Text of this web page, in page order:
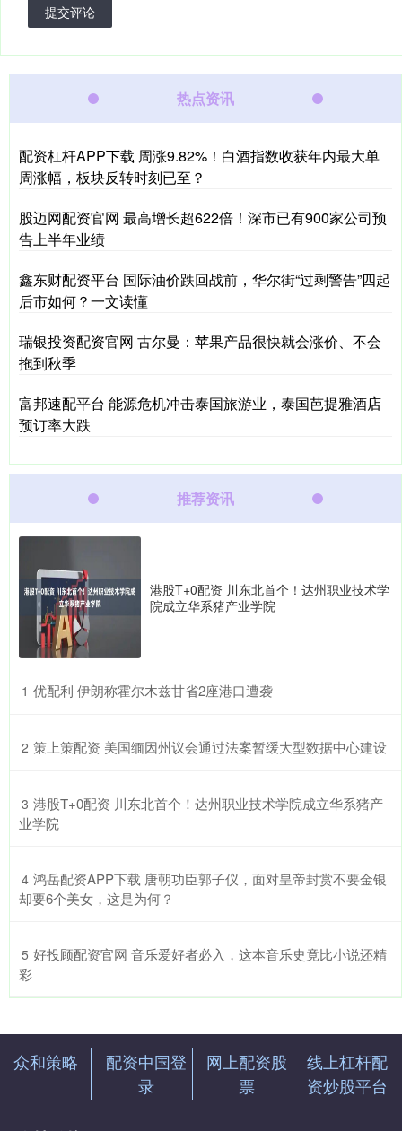
提交评论
热点资讯
配资杠杆APP下载 周涨9.82%！白酒指数收获年内最大单
周涨幅，板块反转时刻已至？
股迈网配资官网 最高增长超622倍！深市已有900家公司预
告上半年业绩
鑫东财配资平台 国际油价跌回战前，华尔街“过剩警告”四起
后市如何？一文读懂
瑞银投资配资官网 古尔曼：苹果产品很快就会涨价、不会
拖到秋季
富邦速配平台 能源危机冲击泰国旅游业，泰国芭提雅酒店
预订率大跌
推荐资讯
港股T+0配资 川东北首个！达州职业技术学
院成立华系猪产业学院
1 ​优配利 伊朗称霍尔木兹甘省2座港口遭袭
2 ​策上策配资 美国缅因州议会通过法案暂缓大型数据中心建设
3 ​港股T+0配资 川东北首个！达州职业技术学院成立华系猪产
业学院
4 ​鸿岳配资APP下载 唐朝功臣郭子仪，面对皇帝封赏不要金银
却要6个美女，这是为何？
5 ​好投顾配资官网 音乐爱好者必入，这本音乐史竟比小说还精
彩
众和策略
配资中国登
录
网上配资股
票
线上杠杆配
资炒股平台